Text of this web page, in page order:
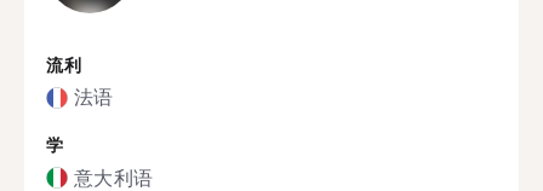
流利
法语
学
意大利语